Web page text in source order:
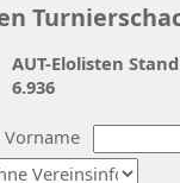
Vorname
AUT-Elolisten
6.936